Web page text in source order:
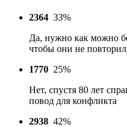
2364 33%
Да, нужно как можно
чтобы они не
1770 25%
Нет, спустя 80 лет
повод для конфликта
2938 42%